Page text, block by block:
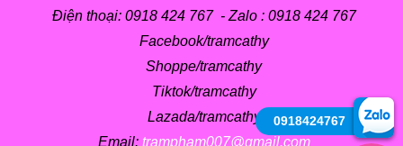
Điện thoại: 0918 424 767 - Zalo : 0918 424 767
Facebook/tramcathy
Shoppe/tramcathy
Tiktok/tramcathy
Lazada/tramcathy
Email: trampham007@gmail.com
0918424767